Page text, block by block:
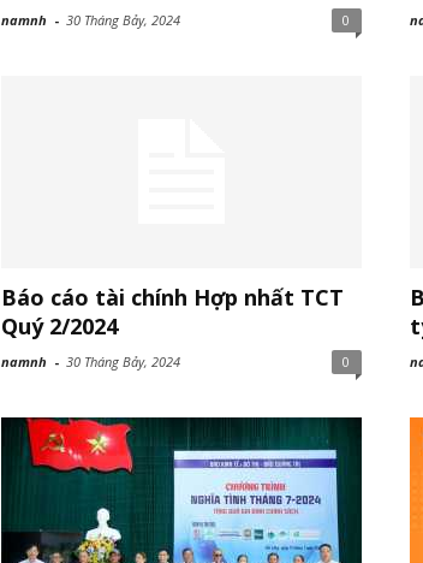
namnh - 30 Tháng Bảy, 2024 0
Báo cáo tài chính Hợp nhất TCT
Quý 2/2024
namnh - 30 Tháng Bảy, 2024 0